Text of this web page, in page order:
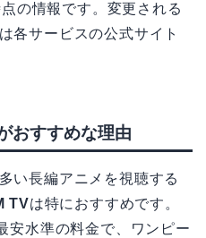
の情報です。変更される
各サービスの公式サイト
おすすめな理由
い長編アニメを視聴する
TVは特におすすめです。
安水準の料金で、ワンピー